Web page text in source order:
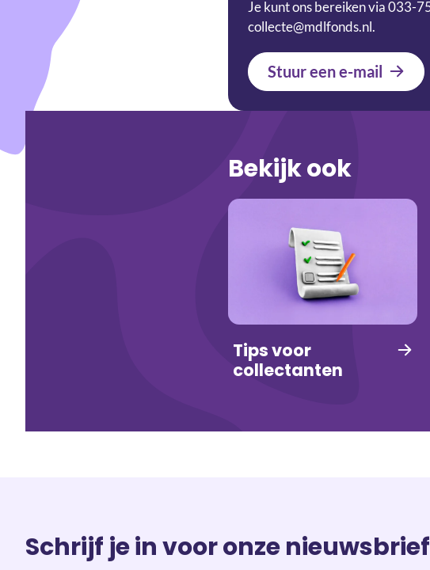
Je kunt ons bereiken via 033-
collecte@mdlfonds.nl.
Stuur een e-mail
Bekijk ook
Tips voor
collectanten
Schrijf je in voor onze nieuwsbrief